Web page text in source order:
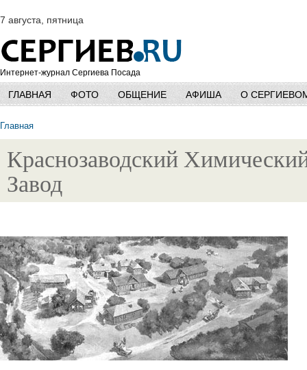
7 августа, пятница
Интернет-журнал Сергиева Посада
ГЛАВНАЯ ФОТО ОБЩЕНИЕ АФИША О
Главная
Краснозаводский
Завод